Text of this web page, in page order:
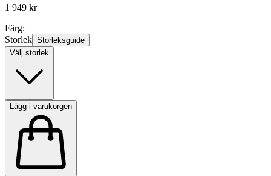
1 949 kr
Färg:
Storlek Storleksguide
Välj storlek
Lägg i varukorgen